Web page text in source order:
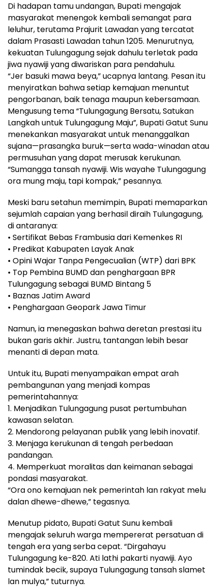
Di hadapan tamu undangan, Bupati mengajak
masyarakat menengok kembali semangat para
leluhur, terutama Prajurit Lawadan yang tercatat
dalam Prasasti Lawadan tahun 1205. Menurutnya,
kekuatan Tulungagung sejak dahulu terletak pada
jiwa nyawiji yang diwariskan para pendahulu.
“Jer basuki mawa beya,” ucapnya lantang. Pesan itu
menyiratkan bahwa setiap kemajuan menuntut
pengorbanan, baik tenaga maupun kebersamaan.
Mengusung tema “Tulungagung Bersatu, Satukan
Langkah untuk Tulungagung Maju”, Bupati Gatut Sunu
menekankan masyarakat untuk menanggalkan
sujana—prasangka buruk—serta wada-winadan atau
permusuhan yang dapat merusak kerukunan.
“Sumangga tansah nyawiji. Wis wayahe Tulungagung
ora mung maju, tapi kompak,” pesannya.
Meski baru setahun memimpin, Bupati memaparkan
sejumlah capaian yang berhasil diraih Tulungagung,
di antaranya:
• Sertifikat Bebas Frambusia dari Kemenkes RI
• Predikat Kabupaten Layak Anak
• Opini Wajar Tanpa Pengecualian (WTP) dari BPK
• Top Pembina BUMD dan penghargaan BPR
Tulungagung sebagai BUMD Bintang 5
• Baznas Jatim Award
• Penghargaan Geopark Jawa Timur
Namun, ia menegaskan bahwa deretan prestasi itu
bukan garis akhir. Justru, tantangan lebih besar
menanti di depan mata.
Untuk itu, Bupati menyampaikan empat arah
pembangunan yang menjadi kompas
pemerintahannya:
1. Menjadikan Tulungagung pusat pertumbuhan
kawasan selatan.
2. Mendorong pelayanan publik yang lebih inovatif.
3. Menjaga kerukunan di tengah perbedaan
pandangan.
4. Memperkuat moralitas dan keimanan sebagai
pondasi masyarakat.
“Ora ono kemajuan nek pemerintah lan rakyat melu
dalan dhewe-dhewe,” tegasnya.
Menutup pidato, Bupati Gatut Sunu kembali
mengajak seluruh warga mempererat persatuan di
tengah era yang serba cepat. “Dirgahayu
Tulungagung ke-820. Ati lathi pakarti nyawiji. Ayo
tumindak becik, supaya Tulungagung tansah slamet
lan mulya,” tuturnya.